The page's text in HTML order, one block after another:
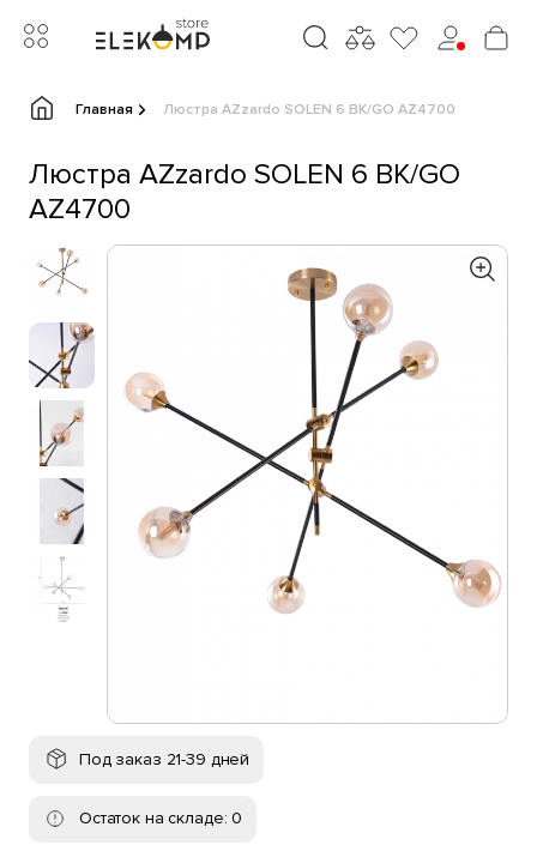
Главная Люстра AZzardo SOLEN 6 BK/GO AZ4700
Люстра AZzardo SOLEN 6 BK/GO
AZ4700
Под заказ 21-39 дней
Остаток на складе: 0